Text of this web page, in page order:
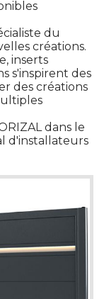
du
créations.
inserts
s'inspirent des
des créations
dans le
d'installateurs